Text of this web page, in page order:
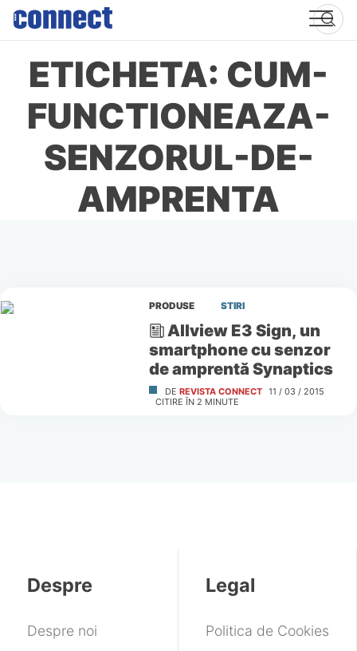
Skip
content
ETICHETA: CUM-
FUNCTIONEAZA-
SENZORUL-DE-
AMPRENTA
PRODUSE STIRI
Allview E3 Sign, un
smartphone cu senzor
de amprentă Synaptics
DE REVISTA CONNECT 11 / 03 / 2015
CITIRE ÎN 2 MINUTE
Despre
Despre noi
Legal
Politica de Cookies